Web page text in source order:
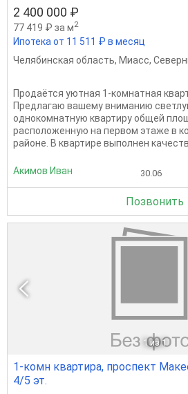
2 400 000 ₽
77 419 ₽ за м2
Ипотека от 11 511 ₽ в месяц
Челябинская область, Миасс,
Продаётся уютная 1-комнатная
Предлагаю вашему вниманию
однокомнатную квартиру общей
расположенную на первом этаже в
районе. В квартире выполнен
Акимов Иван 30.06
Позвонить
1 из 1
1-комн квартира, проспект
4/5 эт.